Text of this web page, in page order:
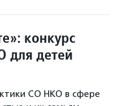
конкурс
для детей
СО НКО в сфере